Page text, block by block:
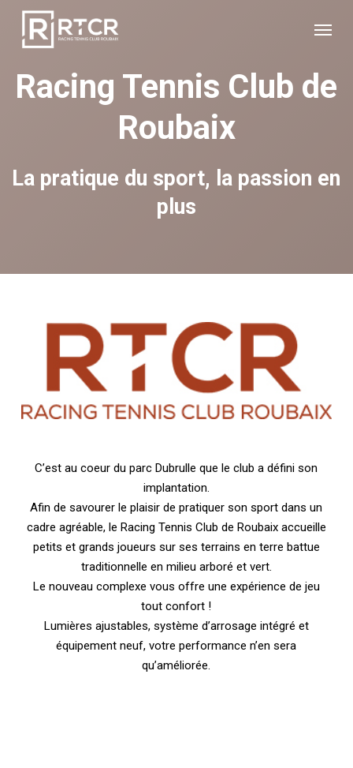
main
Racing Tennis Club de
Roubaix
La pratique du sport, la passion en
plus
C’est au coeur du parc Dubrulle que le club a défini son
implantation.
Afin de savourer le plaisir de pratiquer son sport dans un
cadre agréable, le Racing Tennis Club de Roubaix accueille
petits et grands joueurs sur ses terrains en terre battue
traditionnelle en milieu arboré et vert.
Le nouveau complexe vous offre une expérience de jeu
tout confort !
Lumières ajustables, système d’arrosage intégré et
équipement neuf, votre performance n’en sera
qu’améliorée.